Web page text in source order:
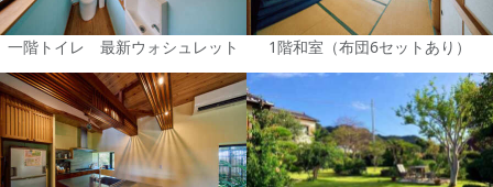
一階トイレ 最新ウォシュレット 1階和室（布団6セットあり）